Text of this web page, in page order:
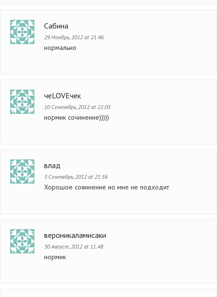
Сабина
29 Ноябрь, 2012 at 21:46
нормально
чеLOVEчек
10 Сентябрь, 2012 at 22:05
нормик сочинение)))))
влад
3 Сентябрь, 2012 at 21:56
Хорошое сояинение но мне не подходит
вероникаламисаки
30 Август, 2012 at 11:48
нормик